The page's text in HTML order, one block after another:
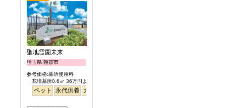
聖地霊園未来
埼玉県 朝霞市
参考価格:墓所使用料
花壇墓所0.6㎡ 36万円より
ペット 永代供養 ガーデニング